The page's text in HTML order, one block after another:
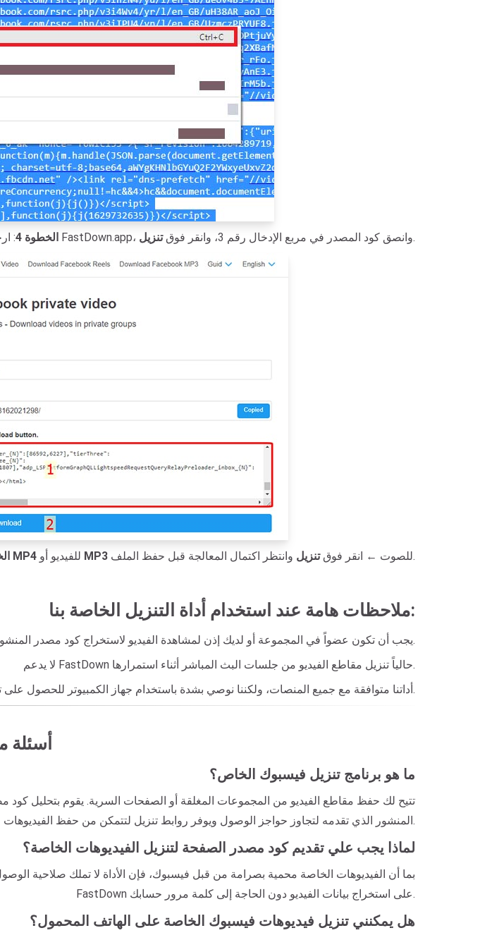
الخطوة 4 : ارجع إلى FastDown.app، وانصق كود المصدر في مربع الإدخال رقم 3، وانقر فوق تنزيل .
MP4 MP3 للصوت ← انقر فوقتنزيل وانتظر اكتمال المعالجة قبل حفظ الملف.
ملاحظات هامة عند استخدام أداة التنزيل الخاصة بنا:
يجب أن تكون عضواً في المجموعة أو لديك إذن لمشاهدة الفيديو لاستخراج كود مصدر المنشور.
لا يدعم FastDown حالياً تنزيل مقاطع الفيديو من جلسات البث المباشر أثناء استمرارها.
أداتنا متوافقة مع جميع المنصات، ولكننا نوصي بشدة باستخدام جهاز الكمبيوتر للحصول على تجربة أكثر استقراراً وضمان أعلى معدل نجاح.
أسئلة
ما هو برنامج تنزيل فيسبوك الخاص؟
المنشور الذي تقدمه لتجاوز حواجز الوصول ويوفر روابط تنزيل لتتمكن من حفظ الفيديوهات على جهازك بسهولة.
لماذا يجب علي تقديم كود مصدر الصفحة لتنزيل الفيديوهات الخاصة؟
بما أن الفيديوهات الخاصة محمية بصرامة من قبل فيسبوك، فإن الأداة لا تملك صلاحية
FastDown على استخراج بيانات الفيديو دون الحاجة إلى كلمة مرور حسابك.
هل يمكنني تنزيل فيديوهات فيسبوك الخاصة على الهاتف المحمول؟